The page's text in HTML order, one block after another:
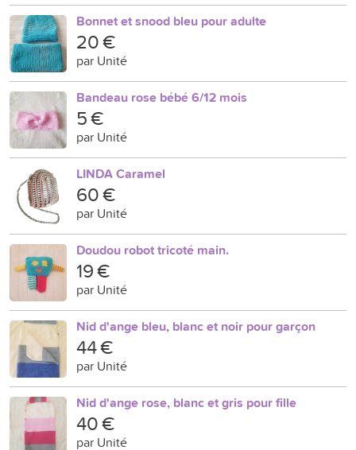
Bonnet et snood bleu pour adulte
20 €
par Unité
Bandeau rose bébé 6/12 mois
5 €
par Unité
LINDA Caramel
60 €
par Unité
Doudou robot tricoté main.
19 €
par Unité
Nid d'ange bleu, blanc et noir pour garçon
44 €
par Unité
Nid d'ange rose, blanc et gris pour fille
40 €
par Unité